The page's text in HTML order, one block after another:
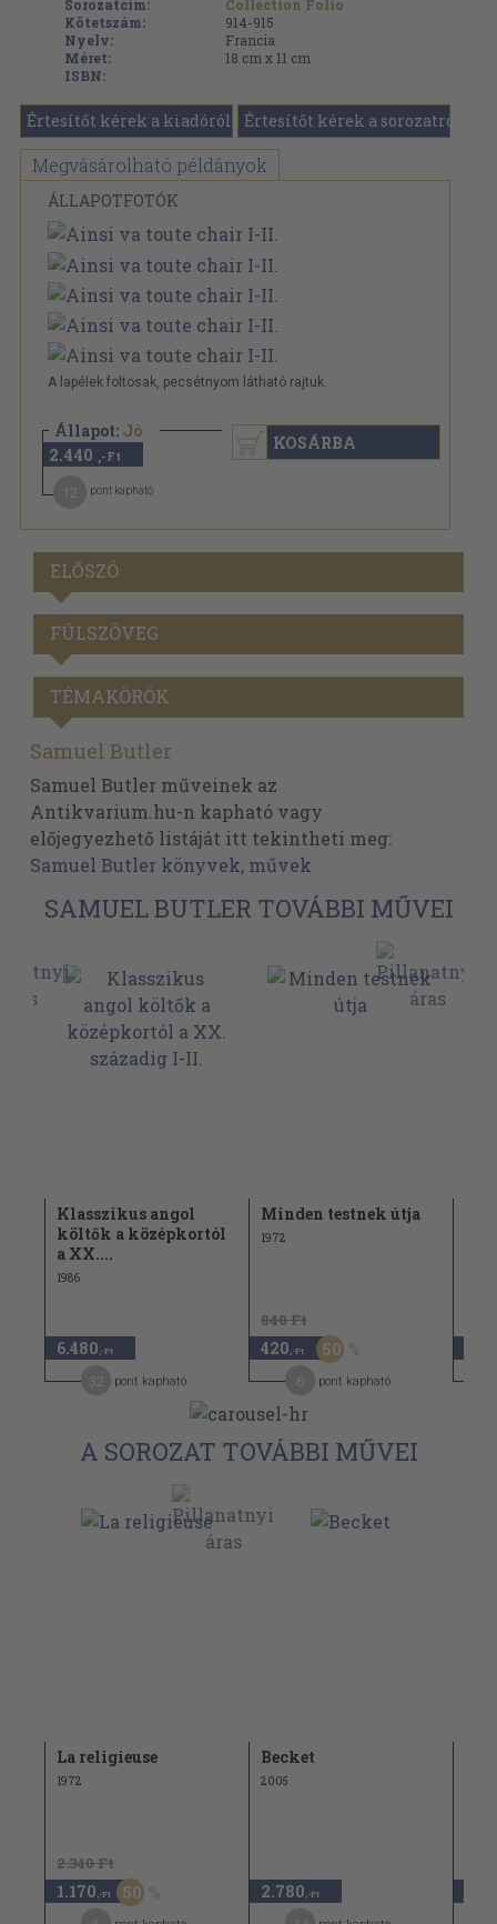
Sorozatcím:
Collection Folio
Kötetszám:
914-915
Nyelv:
Francia
Méret:
18 cm x 11 cm
ISBN:
Értesítőt kérek a kiadóról Értesítőt kérek a sorozatról
Megvásárolható példányok
ÁLLAPOTFOTÓK
A lapélek foltosak, pecsétnyom látható rajtuk.
Állapot: Jó
2.440 ,-Ft
pont kapható
KOSÁRBA
ELŐSZÓ
FÜLSZÖVEG
TÉMAKÖRÖK
Samuel Butler
Samuel Butler műveinek az
Antikvarium.hu-n kapható vagy
előjegyezhető listáját itt tekintheti meg:
Samuel Butler könyvek, művek
SAMUEL BUTLER TOVÁBBI MŰVEI
Klasszikus angol
költők a középkortól
a XX....
1986
6.480 ,-Ft
pont kapható
Minden testnek útja
1972
840 Ft
420 ,-Ft 50
pont kapható
A SOROZAT TOVÁBBI MŰVEI
La religieuse
1972
2.340 Ft
1.170 ,-Ft 50
Becket
2005
2.780 ,-Ft